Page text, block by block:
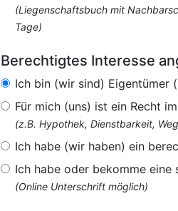
(Liegenschaftsbuch mit
Tage)
Berechtigtes Interesse
Ich bin (wir sind) Eigentümer
Für mich (uns) ist ein Recht
(z.B. Hypothek, Dienstbarkeit,
Ich habe (wir haben) ein
Ich habe oder bekomme
(Online Unterschrift möglich)